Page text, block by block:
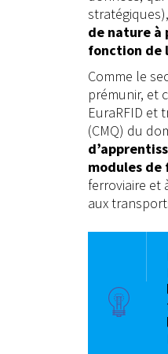
de nature à
fonction de
Comme le
prémunir, et
EuraRFID et
(CMQ) du
modules
ferroviaire et
aux